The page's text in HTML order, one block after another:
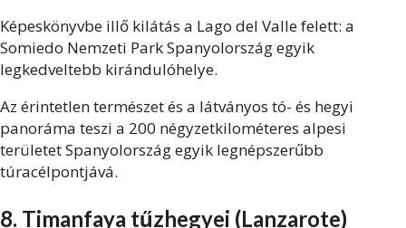
Képeskönyvbe illő kilátás a Lago del Valle felett: a
Somiedo Nemzeti Park Spanyolország egyik
legkedveltebb kirándulóhelye.
Az érintetlen természet és a látványos tó- és hegyi
panoráma teszi a 200 négyzetkilométeres alpesi
területet Spanyolország egyik legnépszerűbb
túracélpontjává.
8. Timanfaya tűzhegyei (Lanzarote)